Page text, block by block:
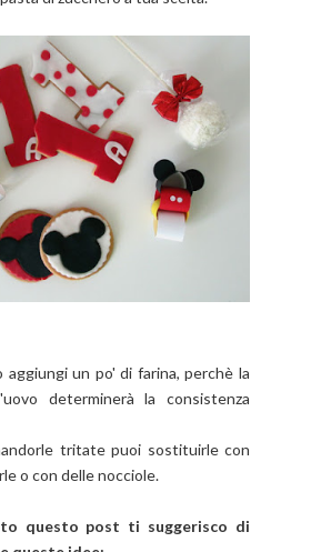
aggiungi un po' di farina, perchè la
determinerà la consistenza
tritate puoi sostituirle con
o con delle nocciole.
questo post ti suggerisco di